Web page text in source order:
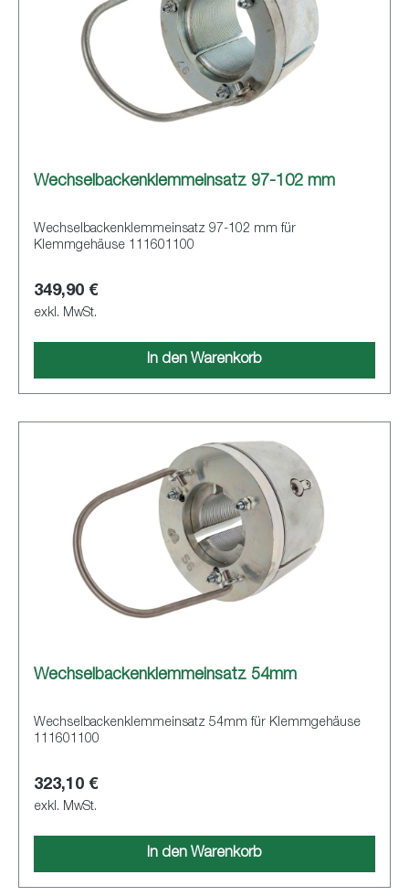
Wechselbackenklemmeinsatz 97-102 mm
Wechselbackenklemmeinsatz 97-102 mm für
Klemmgehäuse 111601100
349,90 €
exkl. MwSt.
In den Warenkorb
Wechselbackenklemmeinsatz 54mm
Wechselbackenklemmeinsatz 54mm für Klemmgehäuse
111601100
323,10 €
exkl. MwSt.
In den Warenkorb